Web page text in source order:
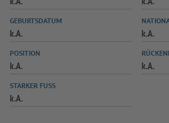
GEBURTSDATUM
k.A. k.A.
POSITION
k.A. k.A.
STARKER FUSS
k.A.